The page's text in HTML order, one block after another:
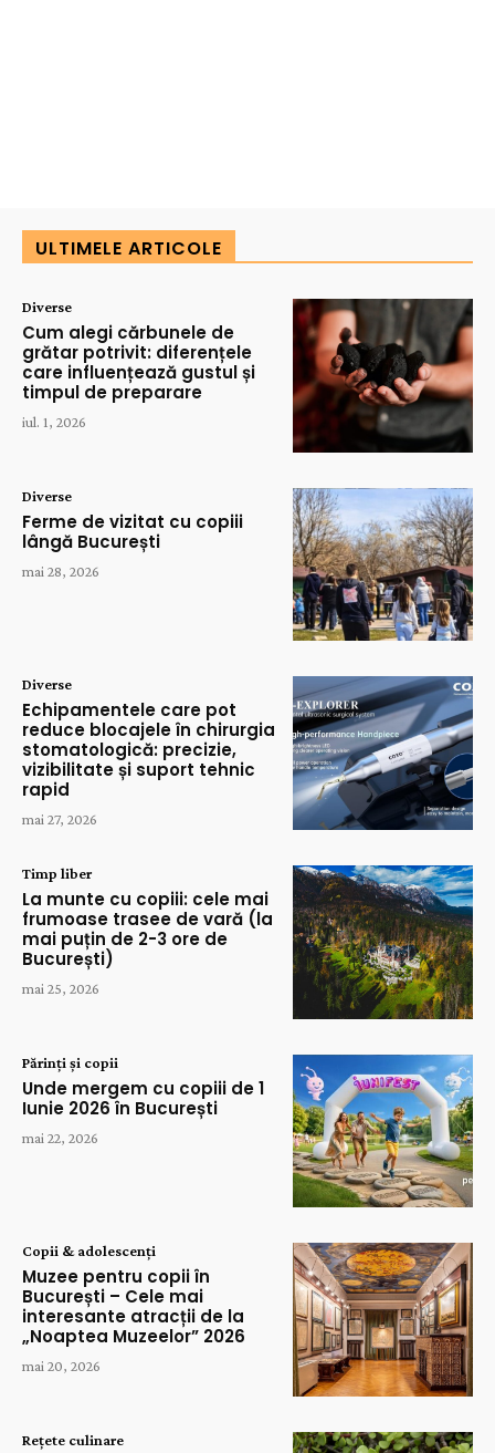
ULTIMELE ARTICOLE
Diverse
Cum alegi cărbunele de
grătar potrivit: diferențele
care influențează gustul și
timpul de preparare
iul. 1, 2026
Diverse
Ferme de vizitat cu copiii
lângă București
mai 28, 2026
Diverse
Echipamentele care pot
reduce blocajele în chirurgia
stomatologică: precizie,
vizibilitate și suport tehnic
rapid
mai 27, 2026
Timp liber
La munte cu copiii: cele mai
frumoase trasee de vară (la
mai puțin de 2-3 ore de
București)
mai 25, 2026
Părinți și copii
Unde mergem cu copiii de 1
Iunie 2026 în București
mai 22, 2026
Copii & adolescenți
Muzee pentru copii în
București – Cele mai
interesante atracții de la
„Noaptea Muzeelor” 2026
mai 20, 2026
Rețete culinare